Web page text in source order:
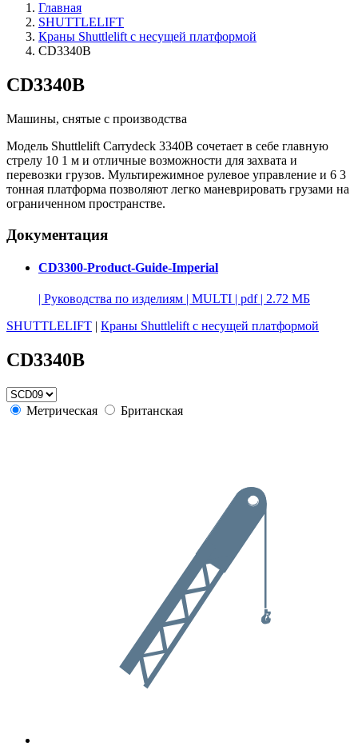
Главная
SHUTTLELIFT
Краны Shuttlelift с несущей платформой
CD3340B
CD3340B
Машины, снятые с производства
Модель Shuttlelift Carrydeck 3340B сочетает в себе главную
стрелу 10 1 м и отличные возможности для захвата и
перевозки грузов. Мультирежимное рулевое управление и 6 3
тонная платформа позволяют легко маневрировать грузами на
ограниченном пространстве.
Документация
CD3300-Product-Guide-Imperial
| Руководства по изделиям | MULTI | pdf | 2.72 МБ
SHUTTLELIFT | Краны Shuttlelift с несущей платформой
CD3340B
Метрическая Британская